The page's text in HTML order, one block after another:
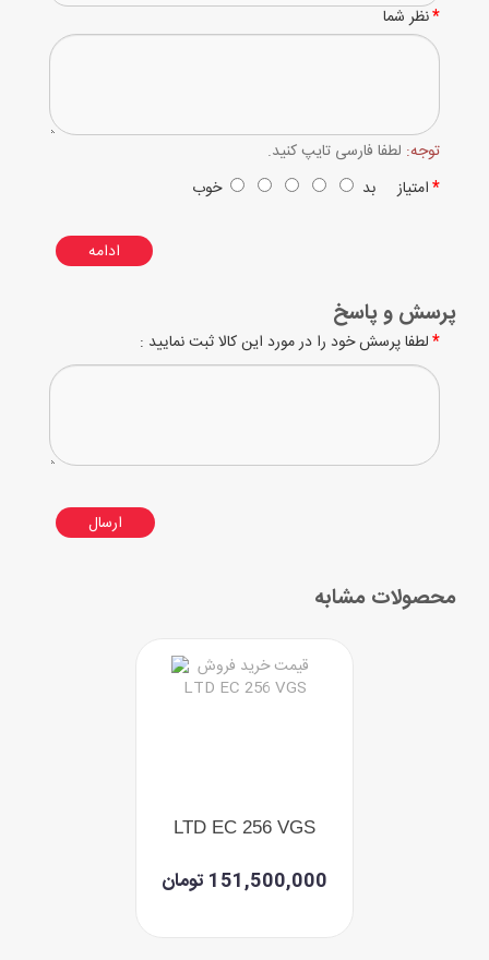
نظر شما
توجه: لطفا فارسی تایپ کنید.
امتیازبد خوب
ادامه
پرسش و پاسخ
لطفا پرسش خود را در مورد این کالا ثبت نمایید :
ارسال
محصولات مشابه
LTD EC 256 VGS
151,500,000 تومان